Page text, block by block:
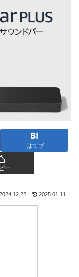
はてブ
ー
2025.01.11